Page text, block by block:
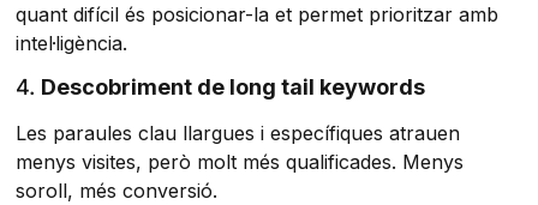
quant difícil és posicionar-la et permet prioritzar amb
intel·ligència.
4. Descobriment de long tail keywords
Les paraules clau llargues i específiques atrauen
menys visites, però molt més qualificades. Menys
soroll, més conversió.